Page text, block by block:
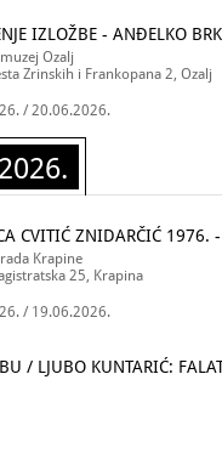
IZLOŽBE - ANĐELKO
Ozalj
Zrinskih i Frankopana 2, Ozalj
/ 20.06.2026.
CVITIĆ ZNIDARČIĆ 1976.
Krapine
25, Krapina
/ 19.06.2026.
/ LJUBO KUNTARIĆ: